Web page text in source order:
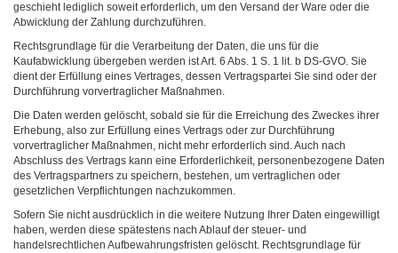
geschieht lediglich soweit erforderlich, um den Versand der Ware oder die
Abwicklung der Zahlung durchzuführen.
Rechtsgrundlage für die Verarbeitung der Daten, die uns für die
Kaufabwicklung übergeben werden ist Art. 6 Abs. 1 S. 1 lit. b DS-GVO. Sie
dient der Erfüllung eines Vertrages, dessen Vertragspartei Sie sind oder der
Durchführung vorvertraglicher Maßnahmen.
Die Daten werden gelöscht, sobald sie für die Erreichung des Zweckes ihrer
Erhebung, also zur Erfüllung eines Vertrags oder zur Durchführung
vorvertraglicher Maßnahmen, nicht mehr erforderlich sind. Auch nach
Abschluss des Vertrags kann eine Erforderlichkeit, personenbezogene Daten
des Vertragspartners zu speichern, bestehen, um vertraglichen oder
gesetzlichen Verpflichtungen nachzukommen.
Sofern Sie nicht ausdrücklich in die weitere Nutzung Ihrer Daten eingewilligt
haben, werden diese spätestens nach Ablauf der steuer- und
handelsrechtlichen Aufbewahrungsfristen gelöscht. Rechtsgrundlage für